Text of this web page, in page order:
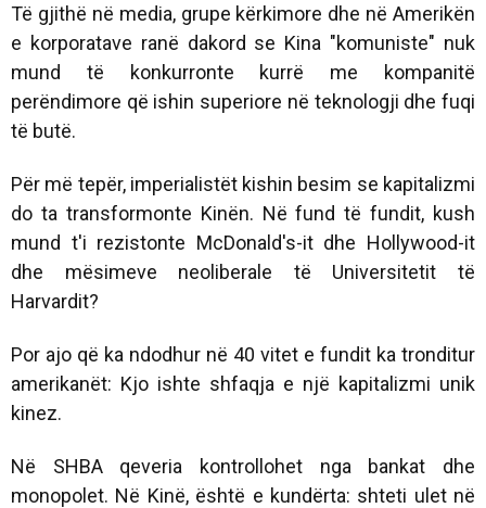
Të gjithë në media, grupe kërkimore dhe në Amerikën
e korporatave ranë dakord se Kina "komuniste" nuk
mund të konkurronte kurrë me kompanitë
perëndimore që ishin superiore në teknologji dhe fuqi
të butë.
Për më tepër, imperialistët kishin besim se kapitalizmi
do ta transformonte Kinën. Në fund të fundit, kush
mund t'i rezistonte McDonald's-it dhe Hollywood-it
dhe mësimeve neoliberale të Universitetit të
Harvardit?
Por ajo që ka ndodhur në 40 vitet e fundit ka tronditur
amerikanët: Kjo ishte shfaqja e një kapitalizmi unik
kinez.
Në SHBA qeveria kontrollohet nga bankat dhe
monopolet. Në Kinë, është e kundërta: shteti ulet në